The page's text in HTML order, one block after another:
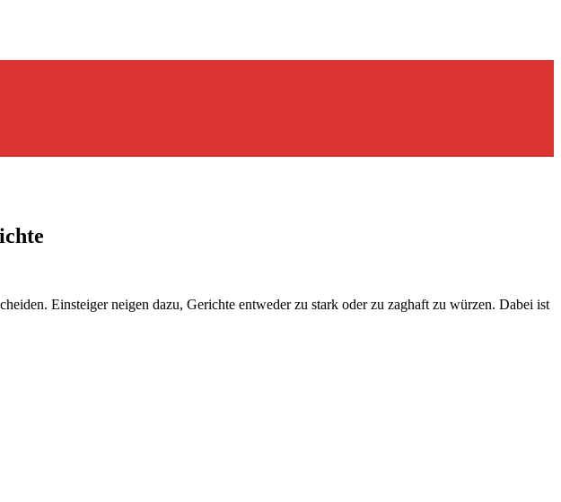
Einsteiger neigen dazu, Gerichte entweder zu stark oder zu zaghaft zu würzen. Dabei ist